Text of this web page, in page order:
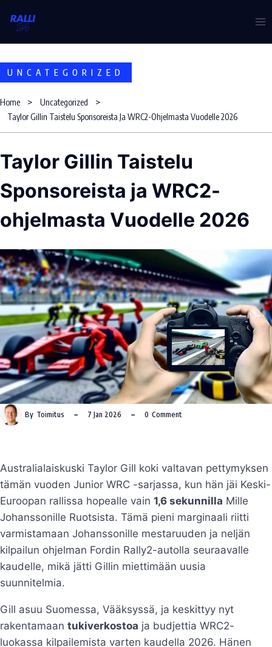
UNCATEGORIZED
Home
Uncategorized
Taylor Gillin Taistelu Sponsoreista Ja WRC2-Ohjelmasta Vuodelle 2026
Taylor Gillin Taistelu
Sponsoreista ja WRC2-
ohjelmasta Vuodelle 2026
By Toimitus 7 Jan 2026 0 Comment
Australialaiskuski Taylor Gill koki valtavan pettymyksen
tämän vuoden Junior WRC -sarjassa, kun hän jäi Keski-
Euroopan rallissa hopealle vain 1,6 sekunnilla Mille
Johanssonille Ruotsista. Tämä pieni marginaali riitti
varmistamaan Johanssonille mestaruuden ja neljän
kilpailun ohjelman Fordin Rally2-autolla seuraavalle
kaudelle, mikä jätti Gillin miettimään uusia
suunnitelmia.
Gill asuu Suomessa, Vääksyssä, ja keskittyy nyt
rakentamaan tukiverkostoa ja budjettia WRC2-
luokassa kilpailemista varten kaudella 2026. Hänen